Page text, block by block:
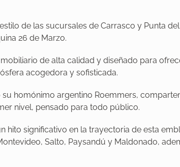
de las sucursales de Carrasco y Punta
26 de Marzo.
de alta calidad y diseñado para
acogedora y sofisticada.
homónimo argentino Roemmers,
nivel, pensado para todo público.
hito significativo en la trayectoria de esta
Salto, Paysandú y Maldonado,